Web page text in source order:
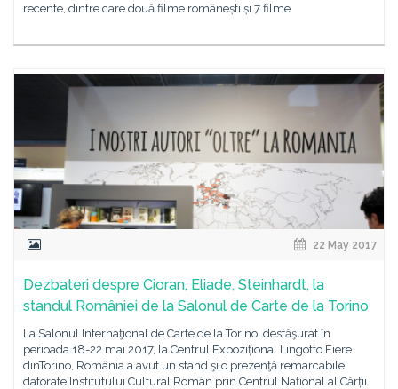
recente, dintre care două filme românești și 7 filme
22 May 2017
Dezbateri despre Cioran, Eliade, Steinhardt, la
standul României de la Salonul de Carte de la Torino
La Salonul Internaţional de Carte de la Torino, desfăşurat în
perioada 18-22 mai 2017, la Centrul Expozițional Lingotto Fiere
dinTorino, România a avut un stand şi o prezenţă remarcabile
datorate Institutului Cultural Român prin Centrul Național al Cărții